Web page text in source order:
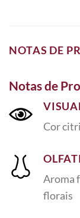
NOTAS DE
Notas de
Cor
Aroma
florais